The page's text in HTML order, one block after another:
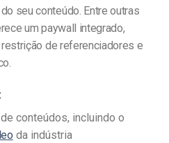
seu conteúdo. Entre outras
um paywall integrado,
de referenciadores e
conteúdos, incluindo o
da indústria